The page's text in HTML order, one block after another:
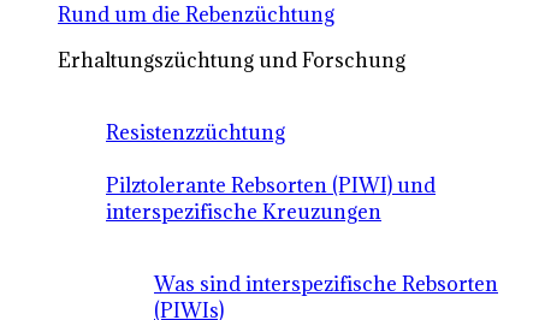
Rund um die Rebenzüchtung
Erhaltungszüchtung und Forschung
Resistenzzüchtung
Pilztolerante Rebsorten (PIWI) und
interspezifische Kreuzungen
Was sind interspezifische Rebsorten
(PIWIs)